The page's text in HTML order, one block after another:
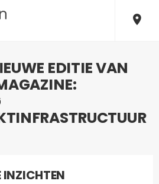
EDITIE VAN
INZICHTEN